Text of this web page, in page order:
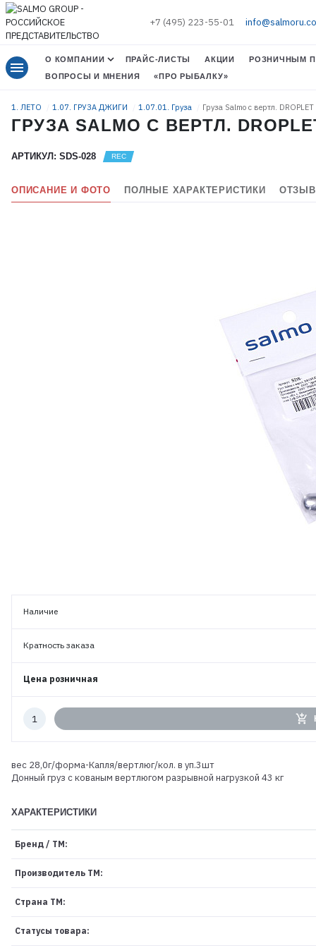
+7 (495) 223-55-01
menu О КОМПАНИИ ПРАЙС-ЛИСТЫ АКЦИИ
РОЗНИЧНЫМ
ВОПРОСЫ И МНЕНИЯ
«ПРО РЫБАЛКУ»
1. ЛЕТО 1.07. ГРУЗА ДЖИГИ 1.07.01. Груза Груза Salmo с вертл.
ГРУЗА SALMO С ВЕРТЛ.
АРТИКУЛ: SDS-028
ОПИСАНИЕ И ФОТО ПОЛНЫЕ ХАРАКТЕРИСТИКИ
Наличие
Кратность заказа
Цена розничная
Количество
add_shopping_cart
вес 28,0г/форма-Капля/вертлюг/кол. в уп.3шт
Донный груз с кованым вертлюгом разрывной нагрузкой 43 кг
ХАРАКТЕРИСТИКИ
Бренд / ТМ:
Производитель ТМ:
Страна ТМ:
Статусы товара: